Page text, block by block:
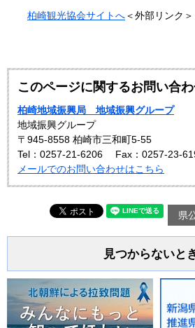
柏崎観光協会サイトへ＜外部リンク＞
このページに関するお問い合
柏崎地域振興局 地域振興グループ
地域振興グループ
〒945-8558 柏崎市三和町5-55
Tel：0257-21-6206
Fax：0257-23-
メールでのお問い合わせはこちら
県
見つからないと